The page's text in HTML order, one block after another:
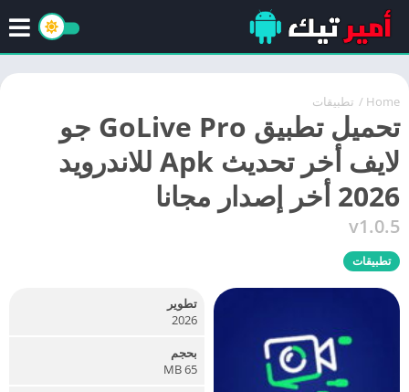
Home
/ تطبيقات
تحميل تطبيق GoLive Pro جو
لايف أخر تحديث Apk للاندرويد
2026 أخر إصدار مجانا
v1.0.5
تطبيقات
تطوير
2026
بحجم
65 MB